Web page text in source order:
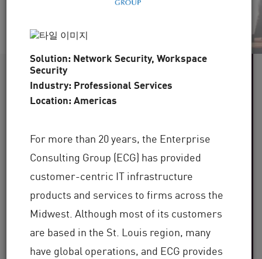
Solution: Network Security, Workspace
Security
Industry: Professional Services
Location: Americas
For more than 20 years, the Enterprise
Consulting Group (ECG) has provided
customer-centric IT infrastructure
products and services to firms across the
Midwest. Although most of its customers
are based in the St. Louis region, many
have global operations, and ECG provides
60개 이상
100,000개 이상
의 전 세계 클라이언트
30년 이상
의 업계 전문 지식